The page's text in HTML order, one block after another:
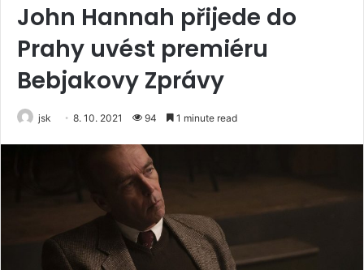
John Hannah přijede do
Prahy uvést premiéru
Bebjakovy Zprávy
jsk 8. 10. 2021 94 1 minute read